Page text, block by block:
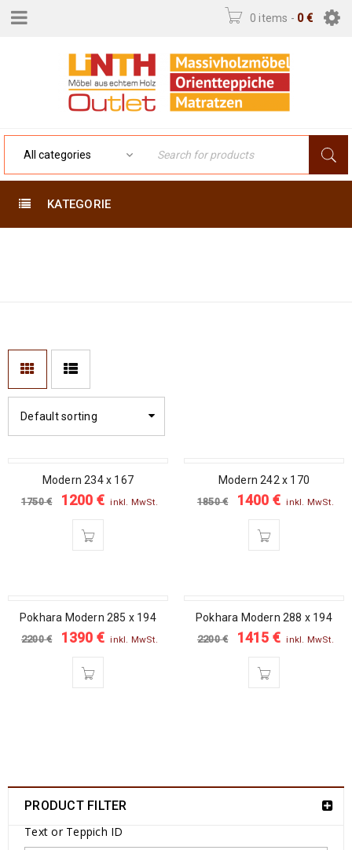
0 items - 0€
KATEGORIE
Default sorting
Modern 234 x 167
1750€ 1200 € inkl. MwSt.
AUSVERKAUFT
Modern 242 x 170
1850€ 1400 € inkl. MwSt.
SALE
Pokhara Modern 285 x 194
2200€ 1390 € inkl. MwSt.
SALE
Pokhara Modern 288 x 194
2200€ 1415 € inkl. MwSt.
PRODUCT FILTER
Text or Teppich ID